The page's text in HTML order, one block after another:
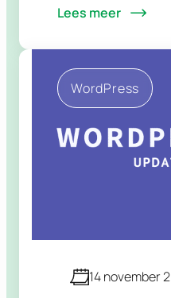
Lees meer
WordPress
14 november